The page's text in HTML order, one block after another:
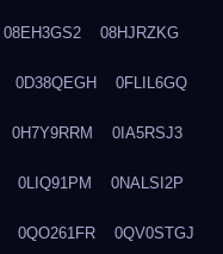
08EH3GS2 08HJRZKG
0D38QEGH 0FLIL6GQ
0H7Y9RRM 0IA5RSJ3
0LIQ91PM 0NALSI2P
0QO261FR 0QV0STGJ